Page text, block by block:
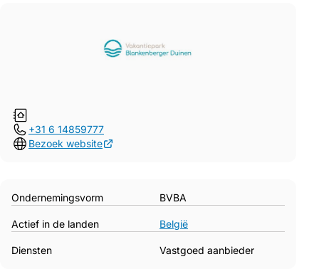
+31 6 14859777
Bezoek website
Ondernemingsvorm BVBA
Actief in de landen België
Diensten Vastgoed aanbieder